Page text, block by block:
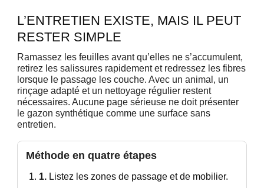
L’ENTRETIEN EXISTE, MAIS IL PEUT
RESTER SIMPLE
Ramassez les feuilles avant qu’elles ne s’accumulent,
retirez les salissures rapidement et redressez les fibres
lorsque le passage les couche. Avec un animal, un
rinçage adapté et un nettoyage régulier restent
nécessaires. Aucune page sérieuse ne doit présenter
le gazon synthétique comme une surface sans
entretien.
Méthode en quatre étapes
1. Listez les zones de passage et de mobilier.